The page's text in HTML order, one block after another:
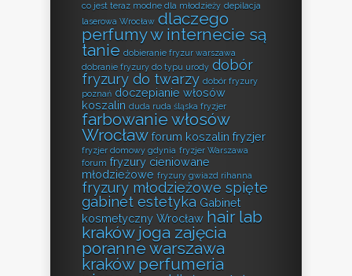
co jest teraz modne dla młodzieży depilacja
laserowa Wrocław dlaczego
perfumy w internecie są
tanie dobieranie fryzur warszawa
dobranie fryzury do typu urody dobór
fryzury do twarzy dobór fryzury
poznań doczepianie włosów
koszalin duda ruda śląska fryzjer
farbowanie włosów
Wrocław forum koszalin fryzjer
fryzjer domowy gdynia fryzjer Warszawa
forum fryzury cieniowane
młodzieżowe fryzury gwiazd rihanna
fryzury młodzieżowe spięte
gabinet estetyka Gabinet
kosmetyczny Wrocław hair lab
kraków joga zajęcia
poranne warszawa
kraków perfumeria